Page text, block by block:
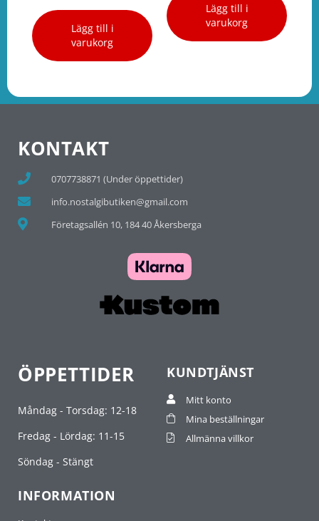
Lägg till i
varukorg
Lägg till i
varukorg
KONTAKT
0707738871 (Under öppettider)
info.nostalgibutiken@gmail.com
Företagsallén 10, 184 40 Åkersberga
ÖPPETTIDER
Måndag - Torsdag: 12-18
Fredag - Lördag: 11-15
Söndag - Stängt
KUNDTJÄNST
Mitt konto
Mina beställningar
Allmänna villkor
INFORMATION